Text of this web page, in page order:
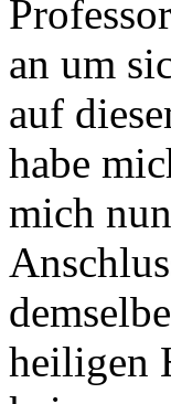
an um
auf
habe
mich
heiligen